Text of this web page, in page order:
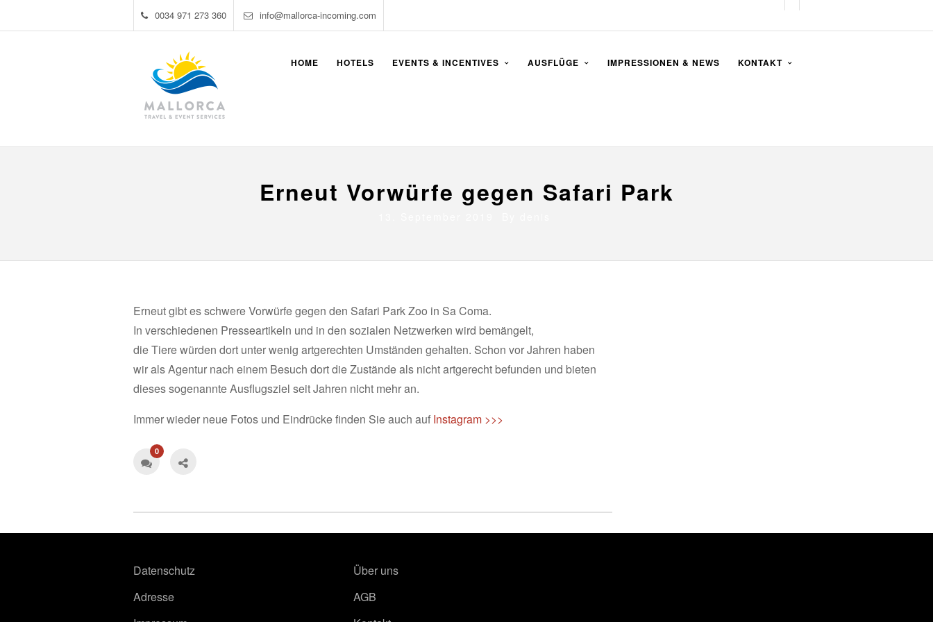
0034 971 273 360 info@mallorca-incoming.com
HOME HOTELS EVENTS & INCENTIVES AUSFLÜGE IMPRESSIONEN & NEWS KONTAKT
Erneut Vorwürfe gegen Safari Park
Erneut gibt es schwere Vorwürfe gegen den Safari Park Zoo in Sa Coma.
In verschiedenen Presseartikeln und in den sozialen Netzwerken wird bemängelt,
die Tiere würden dort unter wenig artgerechten Umständen gehalten. Schon vor Jahren haben
wir als Agentur nach einem Besuch dort die Zustände als nicht artgerecht befunden und bieten
dieses sogenannte Ausflugsziel seit Jahren nicht mehr an.
Immer wieder neue Fotos und Eindrücke finden Sie auch auf Instagram >>>
0
Datenschutz
Adresse
Über uns
AGB